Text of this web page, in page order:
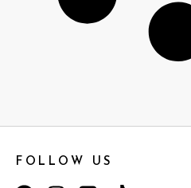
FOLLOW US